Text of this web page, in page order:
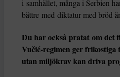
i samhället, många i Serbien
bättre med diktatur med bröd
Du har också pratat om det
Vučić-regimen ger
utan miljökrav kan driva